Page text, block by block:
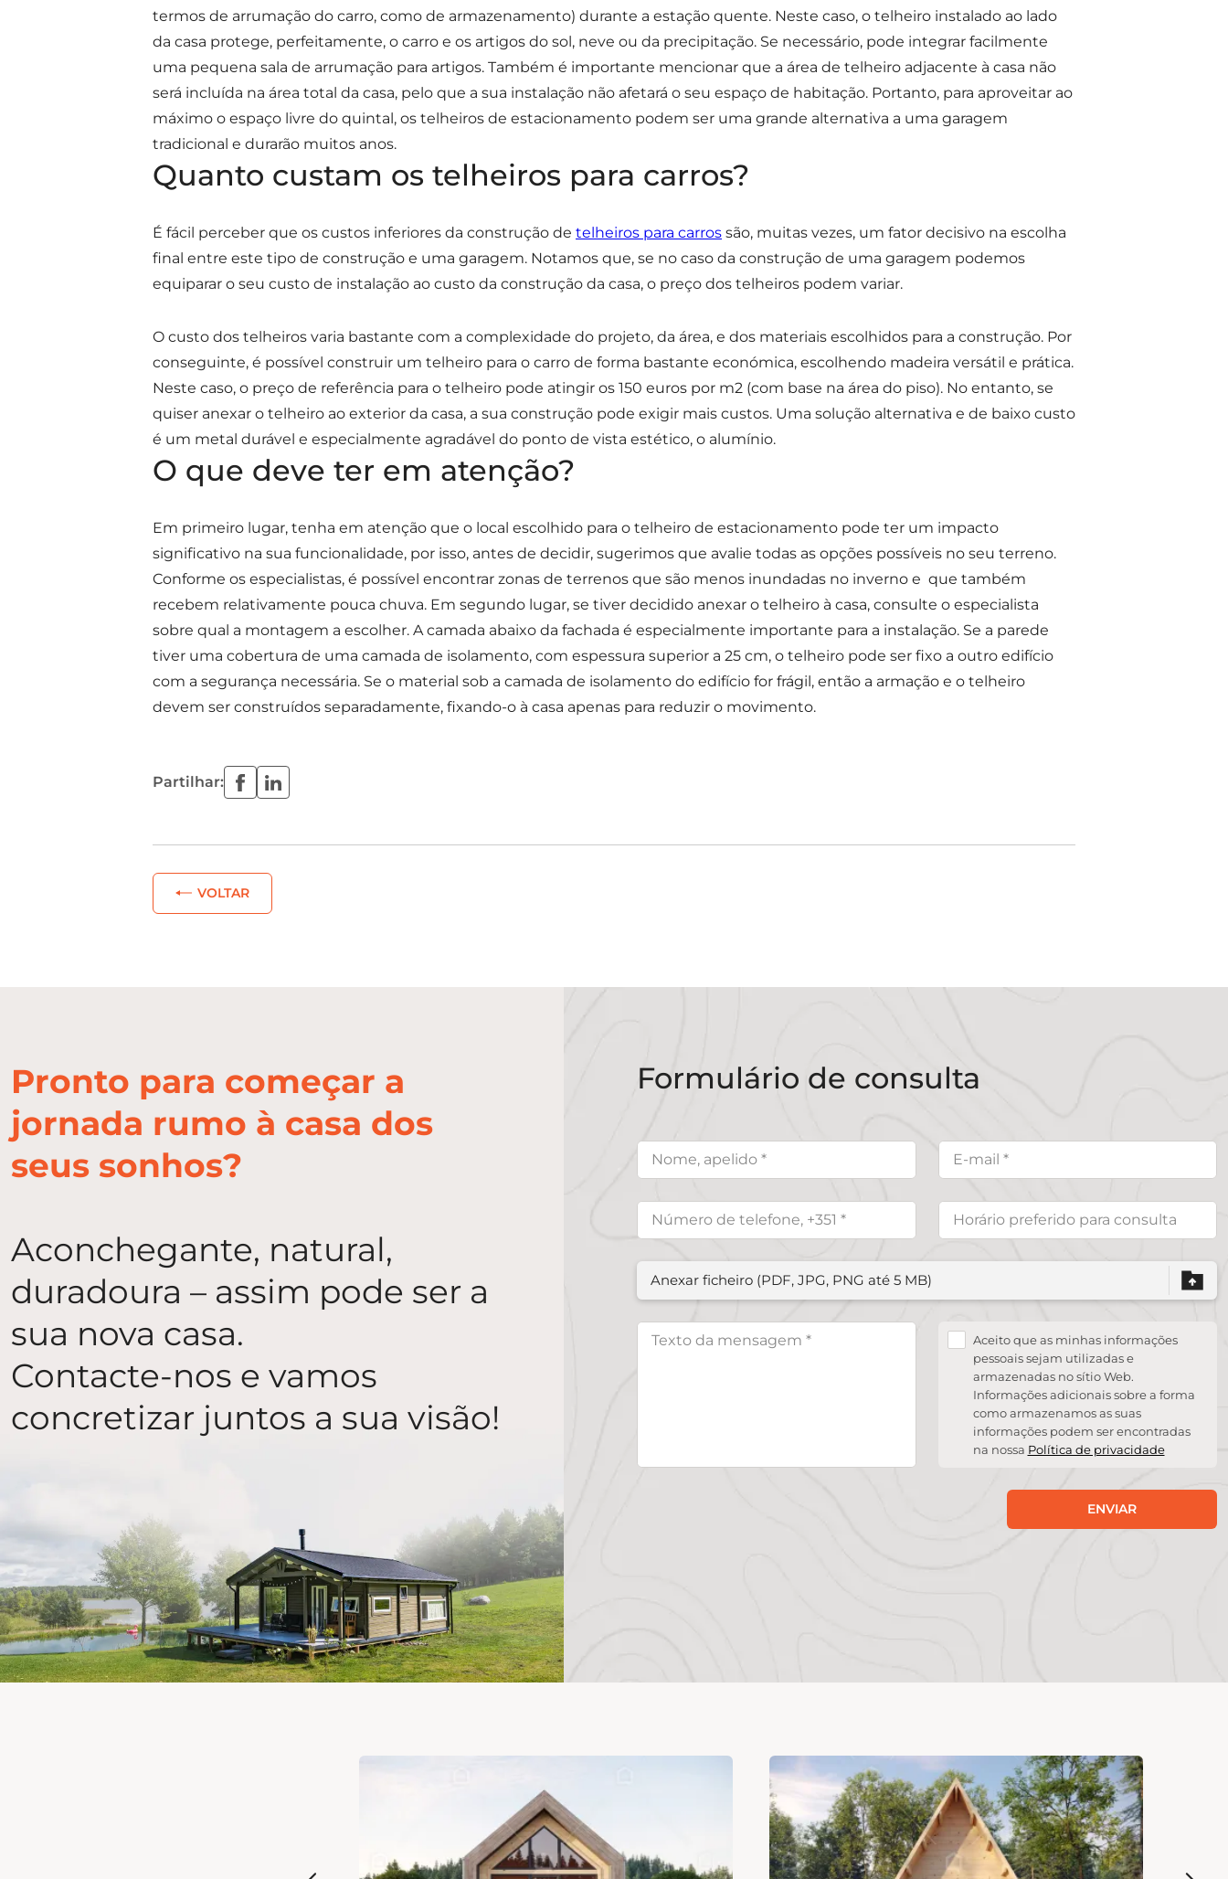
termos de arrumação do carro, como de armazenamento) durante a estação quente. Neste caso, o telheiro instalado ao lado
da casa protege, perfeitamente, o carro e os artigos do sol, neve ou da precipitação. Se necessário, pode integrar facilmente
uma pequena sala de arrumação para artigos. Também é importante mencionar que a área de telheiro adjacente à casa não
será incluída na área total da casa, pelo que a sua instalação não afetará o seu espaço de habitação. Portanto, para aproveitar ao
máximo o espaço livre do quintal, os telheiros de estacionamento podem ser uma grande alternativa a uma garagem
tradicional e durarão muitos anos.
Quanto custam os telheiros para carros?
É fácil perceber que os custos inferiores da construção de telheiros para carros são, muitas vezes, um fator decisivo na escolha
final entre este tipo de construção e uma garagem. Notamos que, se no caso da construção de uma garagem podemos
equiparar o seu custo de instalação ao custo da construção da casa, o preço dos telheiros podem variar.
O custo dos telheiros varia bastante com a complexidade do projeto, da área, e dos materiais escolhidos para a construção. Por
conseguinte, é possível construir um telheiro para o carro de forma bastante económica, escolhendo madeira versátil e prática.
Neste caso, o preço de referência para o telheiro pode atingir os 150 euros por m2 (com base na área do piso). No entanto, se
quiser anexar o telheiro ao exterior da casa, a sua construção pode exigir mais custos. Uma solução alternativa e de baixo custo
é um metal durável e especialmente agradável do ponto de vista estético, o alumínio.
O que deve ter em atenção?
Em primeiro lugar, tenha em atenção que o local escolhido para o telheiro de estacionamento pode ter um impacto
significativo na sua funcionalidade, por isso, antes de decidir, sugerimos que avalie todas as opções possíveis no seu terreno.
Conforme os especialistas, é possível encontrar zonas de terrenos que são menos inundadas no inverno e que também
recebem relativamente pouca chuva. Em segundo lugar, se tiver decidido anexar o telheiro à casa, consulte o especialista
sobre qual a montagem a escolher. A camada abaixo da fachada é especialmente importante para a instalação. Se a parede
tiver uma cobertura de uma camada de isolamento, com espessura superior a 25 cm, o telheiro pode ser fixo a outro edifício
com a segurança necessária. Se o material sob a camada de isolamento do edifício for frágil, então a armação e o telheiro
devem ser construídos separadamente, fixando-o à casa apenas para reduzir o movimento.
Partilhar:
VOLTAR
Pronto para começar a
jornada rumo à casa dos
seus sonhos?
Aconchegante, natural,
duradoura – assim pode ser a
sua nova casa.
Contacte-nos e vamos
concretizar juntos a sua visão!
Formulário de consulta
Anexar ficheiro (PDF, JPG, PNG até 5 MB)
Aceito que as minhas informações
pessoais sejam utilizadas e
armazenadas no sítio Web.
Informações adicionais sobre a forma
como armazenamos as suas
informações podem ser encontradas
na nossa Política de privacidade
ENVIAR